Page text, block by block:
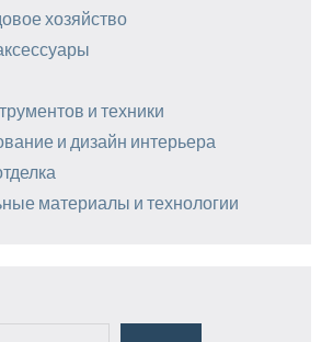
хозяйство
и техники
и дизайн интерьера
материалы и технологии